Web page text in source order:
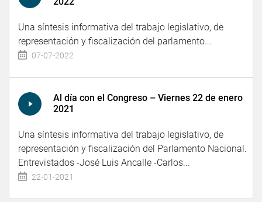
Una síntesis informativa del trabajo legislativo, de
representación y fiscalización del parlamento...
07-07-2022
Al día con el Congreso – Viernes 22 de enero
2021
Una síntesis informativa del trabajo legislativo, de
representación y fiscalización del Parlamento Nacional.
Entrevistados -José Luis Ancalle -Carlos...
22-01-2021